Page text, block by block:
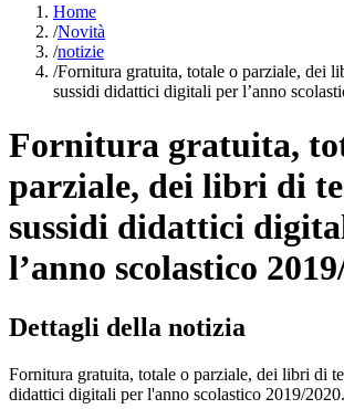
Home
/Novità
/notizie
/Fornitura gratuita, totale o parziale, dei
sussidi didattici digitali per l’anno
Fornitura gratuita,
parziale, dei libri di
sussidi didattici
l’anno scolastico
Dettagli della notizia
Fornitura gratuita, totale o parziale, dei libri di
didattici digitali per l'anno scolastico 2019/